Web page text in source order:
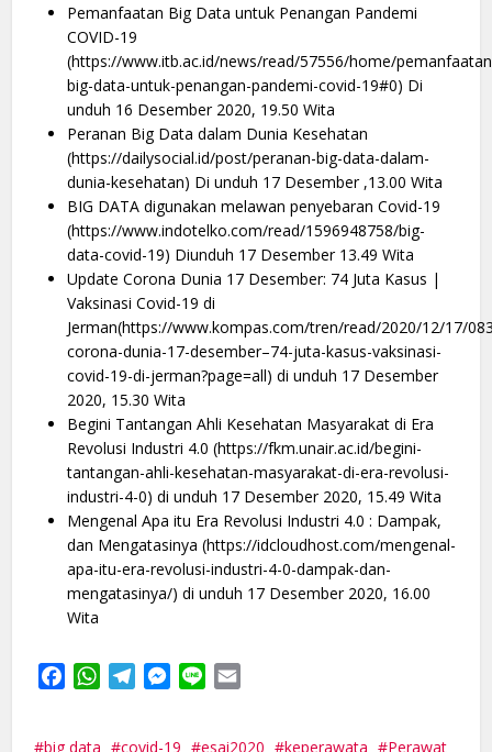
Pemanfaatan Big Data untuk Penangan Pandemi
COVID-19
(https://www.itb.ac.id/news/read/57556/home/
big-data-untuk-penangan-pandemi-covid-19#0) Di
unduh 16 Desember 2020, 19.50 Wita
Peranan Big Data dalam Dunia Kesehatan
(https://dailysocial.id/post/peranan-big-data-dalam-
dunia-kesehatan) Di unduh 17 Desember ,13.00 Wita
BIG DATA digunakan melawan penyebaran Covid-19
(https://www.indotelko.com/read/1596948758/big-
data-covid-19) Diunduh 17 Desember 13.49 Wita
Update Corona Dunia 17 Desember: 74 Juta Kasus |
Vaksinasi Covid-19 di
Jerman(https://www.kompas.com/tren/read/2020/12/17/
corona-dunia-17-desember–74-juta-kasus-vaksinasi-
covid-19-di-jerman?page=all) di unduh 17 Desember
2020, 15.30 Wita
Begini Tantangan Ahli Kesehatan Masyarakat di Era
Revolusi Industri 4.0 (https://fkm.unair.ac.id/begini-
tantangan-ahli-kesehatan-masyarakat-di-era-revolusi-
industri-4-0) di unduh 17 Desember 2020, 15.49 Wita
Mengenal Apa itu Era Revolusi Industri 4.0 : Dampak,
dan Mengatasinya (https://idcloudhost.com/mengenal-
apa-itu-era-revolusi-industri-4-0-dampak-dan-
mengatasinya/) di unduh 17 Desember 2020, 16.00
Wita
FacebookWhatsApp
TelegramMessenger
Line
big data covid-19 esai2020 keperawata Perawat